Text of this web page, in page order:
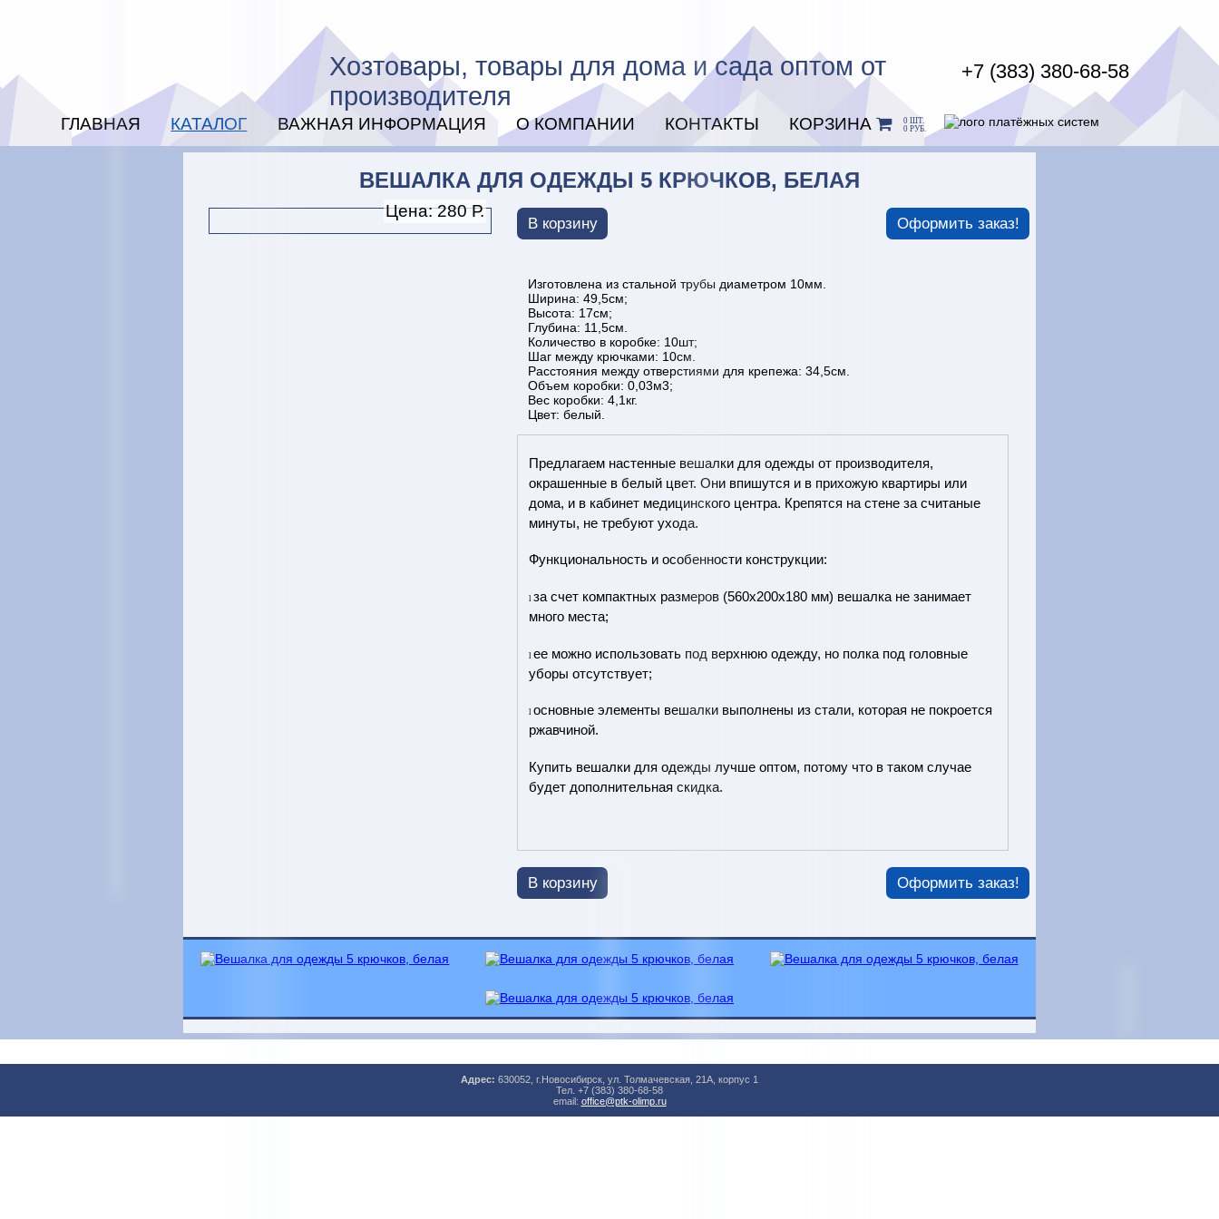
Хозтовары, товары для дома и сада оптом от
производителя
+7 (383) 380-68-58
ГЛАВНАЯ КАТАЛОГ ВАЖНАЯ ИНФОРМАЦИЯ О КОМПАНИИ КОНТАКТЫ КОРЗИНА
0 ШТ.
0 РУБ.
ВЕШАЛКА ДЛЯ ОДЕЖДЫ 5 КРЮЧКОВ, БЕЛАЯ
Цена: 280 Р.
В корзину Оформить заказ!
Изготовлена из стальной трубы диаметром 10мм.
Ширина: 49,5см;
Высота: 17см;
Глубина: 11,5см.
Количество в коробке: 10шт;
Шаг между крючками: 10см.
Расстояния между отверстиями для крепежа: 34,5см.
Объем коробки: 0,03м3;
Вес коробки: 4,1кг.
Цвет: белый.
Предлагаем настенные вешалки для одежды от производителя,
окрашенные в белый цвет. Они впишутся и в прихожую квартиры или
дома, и в кабинет медицинского центра. Крепятся на стене за считаные
минуты, не требуют ухода.
Функциональность и особенности конструкции:
l за счет компактных размеров (560х200х180 мм) вешалка не занимает
много места;
l ее можно использовать под верхнюю одежду, но полка под головные
уборы отсутствует;
l основные элементы вешалки выполнены из стали, которая не покроется
ржавчиной.
Купить вешалки для одежды лучше оптом, потому что в таком случае
будет дополнительная скидка.
В корзину Оформить заказ!
Адрес: 630052, г.Новосибирск, ул. Толмачевская, 21А, корпус 1
Тел. +7 (383) 380-68-58
email: office@ptk-olimp.ru